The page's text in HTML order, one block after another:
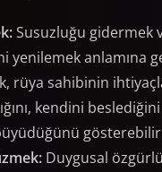
Susuzluğu gidermek
yenilemek anlamına
rüya sahibinin
kendini
Duygusal